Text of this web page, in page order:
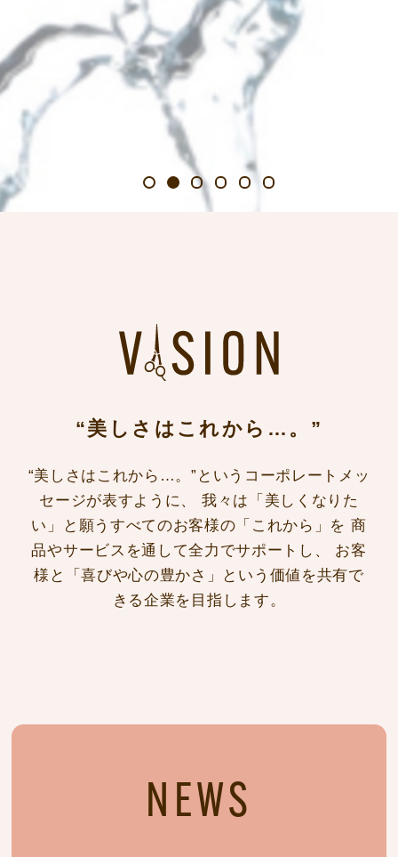
“美しさはこれから…。”
“美しさはこれから…。”というコーポレートメッ
セージが表すように、
我々は「美しくなりた
い」と願うすべてのお客様の「これから」を 商
品やサービスを通して全力でサポートし、
お客
様と「喜びや心の豊かさ」という価値を共有で
きる企業を目指します。
NEWS